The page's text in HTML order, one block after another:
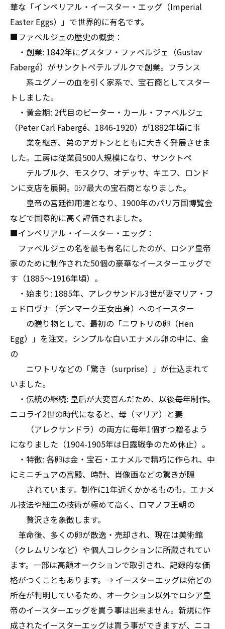
華な「インペリアル・イースター・エッグ（Imperial
Easter Eggs）」で世界的に有名です。
■ファベルジェの歴史の概要：
・創業: 1842年にグスタフ・ファベルジェ（Gustav
Fabergé）がサンクトペテルブルクで創業。フランス
系ユグノーの血を引く家系で、宝石商としてスター
トしました。
・黄金期: 2代目のピーター・カール・ファベルジェ
（Peter Carl Fabergé、1846-1920）が1882年頃に事
業を継ぎ、弟のアガトンとともに大きく発展させま
した。工房は従業員500人規模になり、サンクトペ
テルブルク、モスクワ、オデッサ、キエフ、ロンド
ンに支店を展開。ﾛｼｱ最大の宝石商となりました。
皇帝の宮廷御用達となり、1900年のパリ万国博覧会
などで国際的に高く評価されました。
■インペリアル・イースター・エッグ：
ファベルジェの名を最も有名にしたのが、ロシア皇帝
家のために制作された50個の豪華なイースターエッグで
す（1885〜1916年頃）。
・始まり: 1885年、アレクサンドル3世が妻マリア・フ
ェドロヴナ（デンマーク王女出身）へのイースター
の贈り物として、最初の「ニワトリの卵（Hen
Egg）」を注文。シンプルな白いエナメル卵の中に、金
の
ニワトリなどの「驚き（surprise）」が仕込まれて
いました。
・伝統の継続: 皇后が大変喜んだため、以後毎年制作。
ニコライ2世の時代になると、母（マリア）と妻
（アレクサンドラ）の両方に毎年1個ずつ贈るよう
になりました（1904-1905年は日露戦争のため休止）。
・特徴: 各卵は金・宝石・エナメルで精巧に作られ、中
にミニチュアの宮殿、時計、肖像画などの驚きが隠
されています。制作に1年近くかかるものも。エナメ
ル技法や細工の技術が極めて高く、ロマノフ王朝の
贅沢さを象徴します。
革命後、多くの卵が散逸・売却され、現在は美術館
（クレムリンなど）や個人コレクションに所蔵されてい
ます。一部は高額オークションで取引され、記録的な価
格がつくこともあります。→ イースターエッグは殆どの
所在が判明しているため、オークション以外でロシア皇
帝のイースターエッグを買う事は出来ません。新規に作
成されたイースターエッグは買う事ができますが、ニコ